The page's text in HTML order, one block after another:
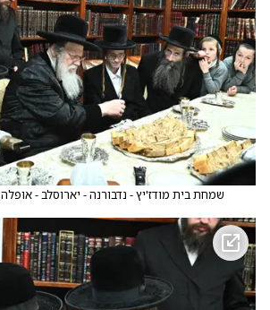
שמחת בית מודז'יץ - נדבורנה - יארוסלב - אופלה